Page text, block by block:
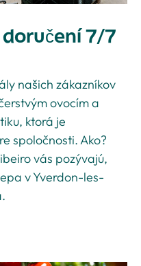
7/7
našich zákazníkov
ovocím a
ktorá je
spoločnosti. Ako?
vás pozývajú,
v Yverdon-les-